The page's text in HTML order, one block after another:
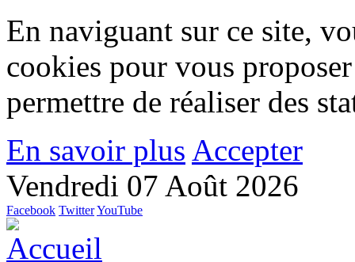
En naviguant sur ce site,
cookies pour vous
permettre de réaliser des
En savoir plus Accepter
Vendredi 07 Août 2026
Facebook TwitterYouTube